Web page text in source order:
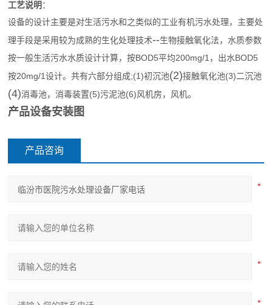
工艺说明 ：
设备的设计主要是对生活污水和之类似的工业有机污水处理，主要处
理手段是采用较为成熟的生化处理技术--生物接触氧化法，水质参数
按一般生活污水水质设计计算，按BOD5平均200mg/1 ，出水BOD5
按20mg/1设计。共有六部分组成;(1)初沉池(2)接触氧化池(3)二沉池
(4)消毒池，消毒装置(5)污泥池(6)风机房，风机。
产品设备安装图
产品咨询